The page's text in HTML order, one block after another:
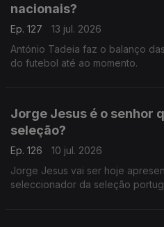
nacionais?
Ep. 127
13 jul. 2026
António Tadeia faz o balanço
do futebol até ao momento.
Jorge Jesus é o senhor
seleção?
Ep. 126
10 jul. 2026
Jorge Jesus vai ser hoje
seleccionador da seleção